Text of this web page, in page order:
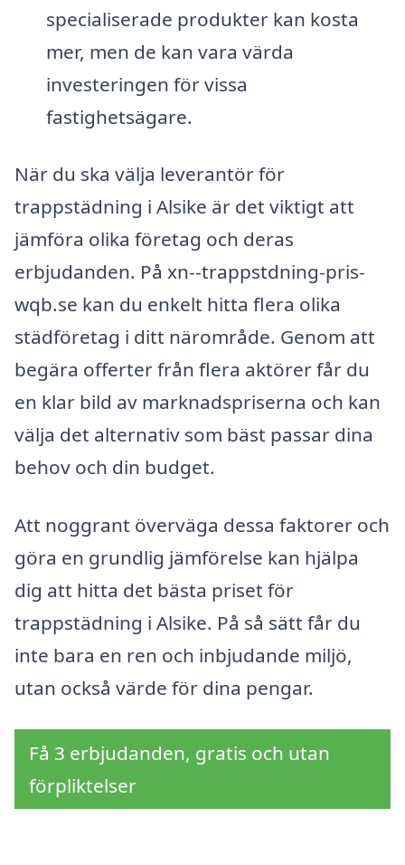
specialiserade produkter kan kosta
mer, men de kan vara värda
investeringen för vissa
fastighetsägare.
När du ska välja leverantör för
trappstädning i Alsike är det viktigt att
jämföra olika företag och deras
erbjudanden. På xn--trappstdning-pris-
wqb.se kan du enkelt hitta flera olika
städföretag i ditt närområde. Genom att
begära offerter från flera aktörer får du
en klar bild av marknadspriserna och kan
välja det alternativ som bäst passar dina
behov och din budget.
Att noggrant överväga dessa faktorer och
göra en grundlig jämförelse kan hjälpa
dig att hitta det bästa priset för
trappstädning i Alsike. På så sätt får du
inte bara en ren och inbjudande miljö,
utan också värde för dina pengar.
Få 3 erbjudanden, gratis och utan
förpliktelser